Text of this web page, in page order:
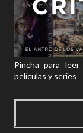
Pincha para
películas y series